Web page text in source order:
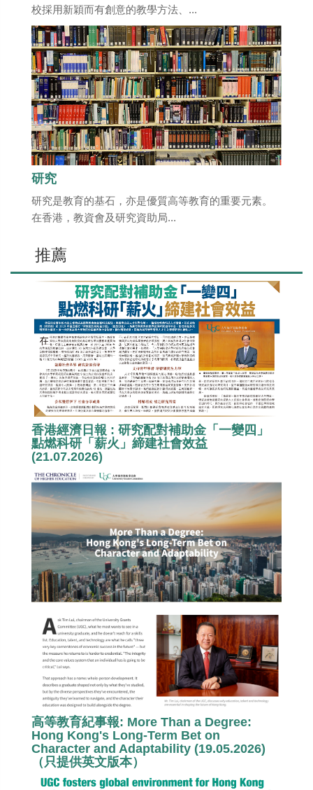
校採用新穎而有創意的教學方法、...
研究
研究是教育的基石，亦是優質高等教育的重要元素。
在香港，教資會及研究資助局...
推薦
香港經濟日報 : 研究配對補助金「一變四」
點燃科研「薪火」締建社會效益
(21.07.2026)
高等教育紀事報: More Than a Degree:
Hong Kong's Long-Term Bet on
Character and Adaptability (19.05.2026)
（只提供英文版本）